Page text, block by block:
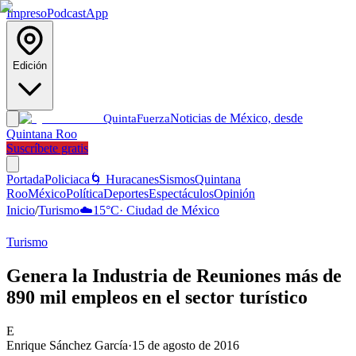
ImpresoPodcastApp
Edición
QuintaFuerzaNoticias de México, desde
Quintana Roo
Suscríbete gratis
PortadaPoliciaca 🌀 HuracanesSismosQuintana
RooMéxicoPolíticaDeportesEspectáculosOpinión
Inicio/Turismo☁️15°C· Ciudad de México
Turismo
Genera la Industria de Reuniones más de
890 mil empleos en el sector turístico
E
Enrique Sánchez García·15 de agosto de 2016